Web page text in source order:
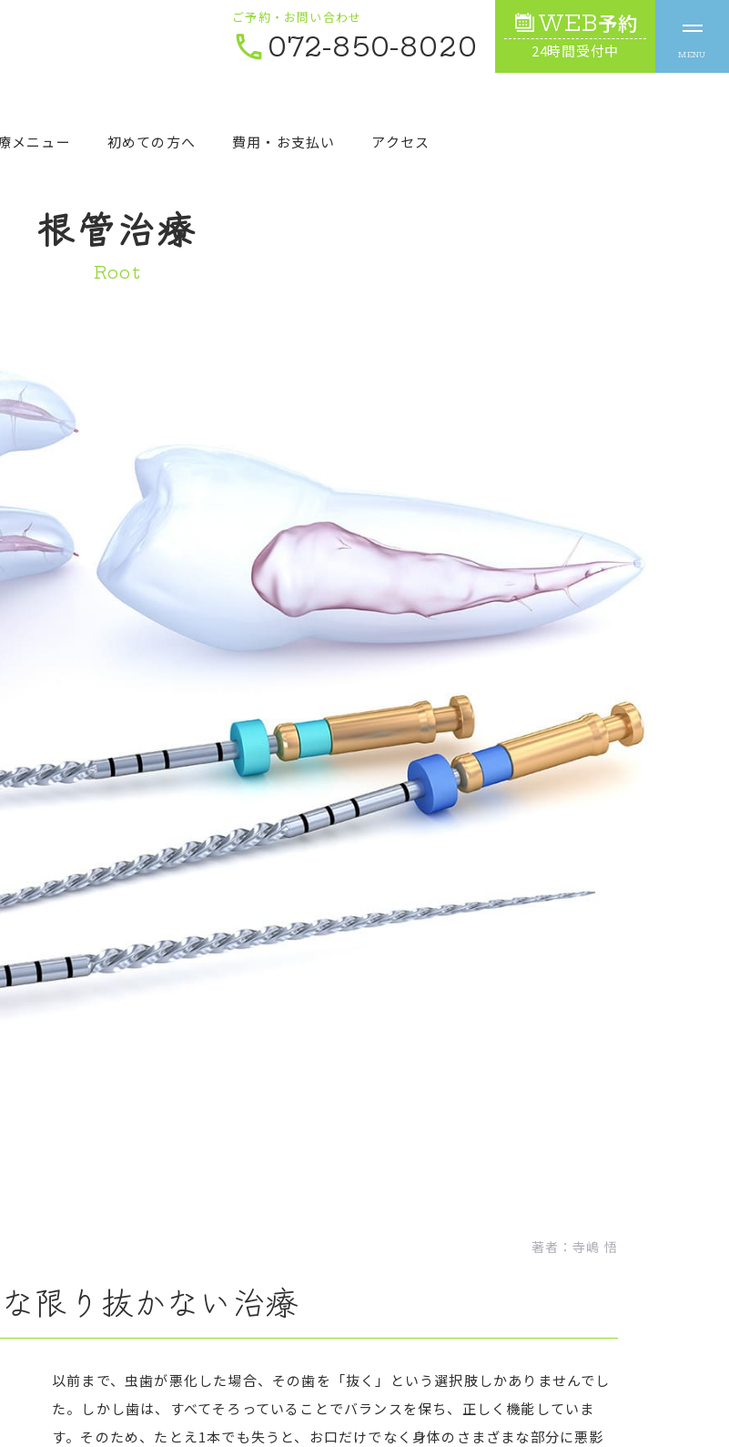
ご予約・お問い合わせ
072-850-8020
WEB予約
24時間受付中
メニュー 初めての方へ 費用・お支払い アクセス
根管治療
Root
著者：寺嶋 悟
限り抜かない治療
以前まで、虫歯が悪化した場合、その歯を「抜く」という選択肢しかありませんでし
た。しかし歯は、すべてそろっていることでバランスを保ち、正しく機能していま
す。そのため、たとえ1本でも失うと、お口だけでなく身体のさまざまな部分に悪影